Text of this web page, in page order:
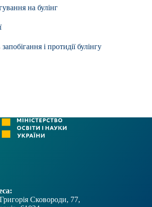
на булінг
і протидії булінгу
Сковороди, 77,